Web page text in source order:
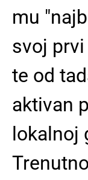
mu
svoj
te od
aktivan
lokalnoj